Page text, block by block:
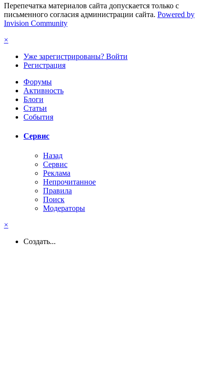
Перепечатка материалов сайта допускается только с
письменного согласия администрации сайта. Powered by
Invision Community
×
Уже зарегистрированы? Войти
Регистрация
Форумы
Активность
Блоги
Статьи
События
Сервис
Назад
Сервис
Реклама
Непрочитанное
Правила
Поиск
Модераторы
×
Создать...